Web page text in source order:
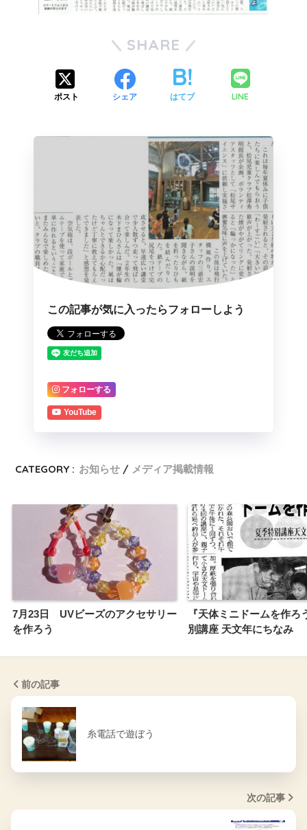
SHARE
ポスト シェア はてブ LINE
この記事が気に入ったらフォローしよう
フォローする
YouTube
CATEGORY : お知らせ メディア掲載情報
7月23日 UVビーズのアクセサリー
を作ろう
『天体ミニドームを作ろ
別講座 天文年にちなみ
前の記事
糸電話で遊ぼう
次の記事